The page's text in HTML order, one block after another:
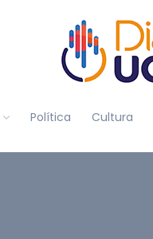
Política Cultura